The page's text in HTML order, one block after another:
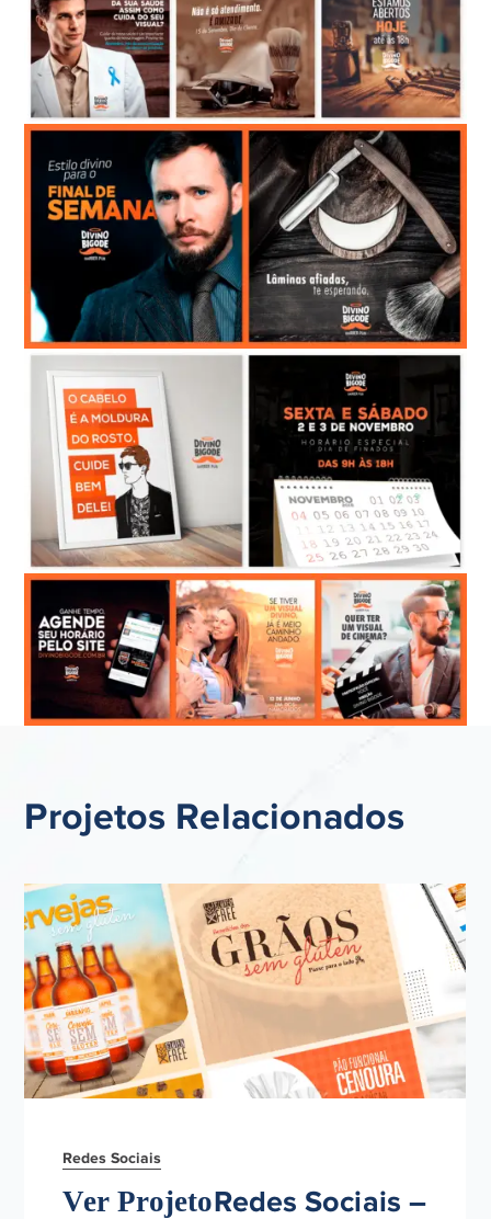
Projetos Relacionados
Redes Sociais
Redes Sociais –